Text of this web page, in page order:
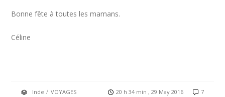
Bonne fête à toutes les mamans.
Céline
Inde /VOYAGES 20 h 34 min , 29 May 2016 7